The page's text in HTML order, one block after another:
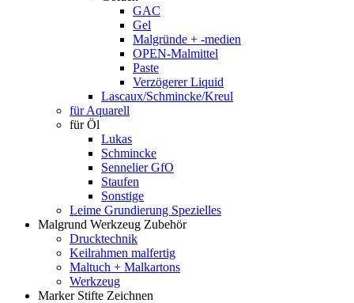
GAC
Gel
Malgründe + -medien
OPEN-Malmittel
Paste
Verzögerer Liquid
Lascaux/Schmincke/Kreul
für Aquarell
für Öl
Lukas
Schmincke
Sennelier GfO
Staufen
Sonstige
Leime Grundierung Spezielles
Malgrund Werkzeug Zubehör
Drucktechnik
Keilrahmen malfertig
Maltuch + Malkartons
Werkzeug
Marker Stifte Zeichnen